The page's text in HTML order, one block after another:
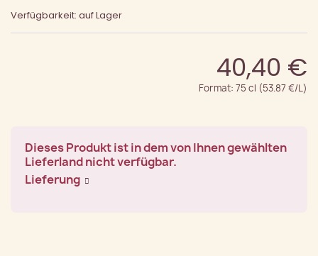
Verfügbarkeit: auf Lager
40,40 €
Format: 75 cl (53.87 €/L)
Dieses Produkt ist in dem von Ihnen gewählten
Lieferland nicht verfügbar.
Lieferung